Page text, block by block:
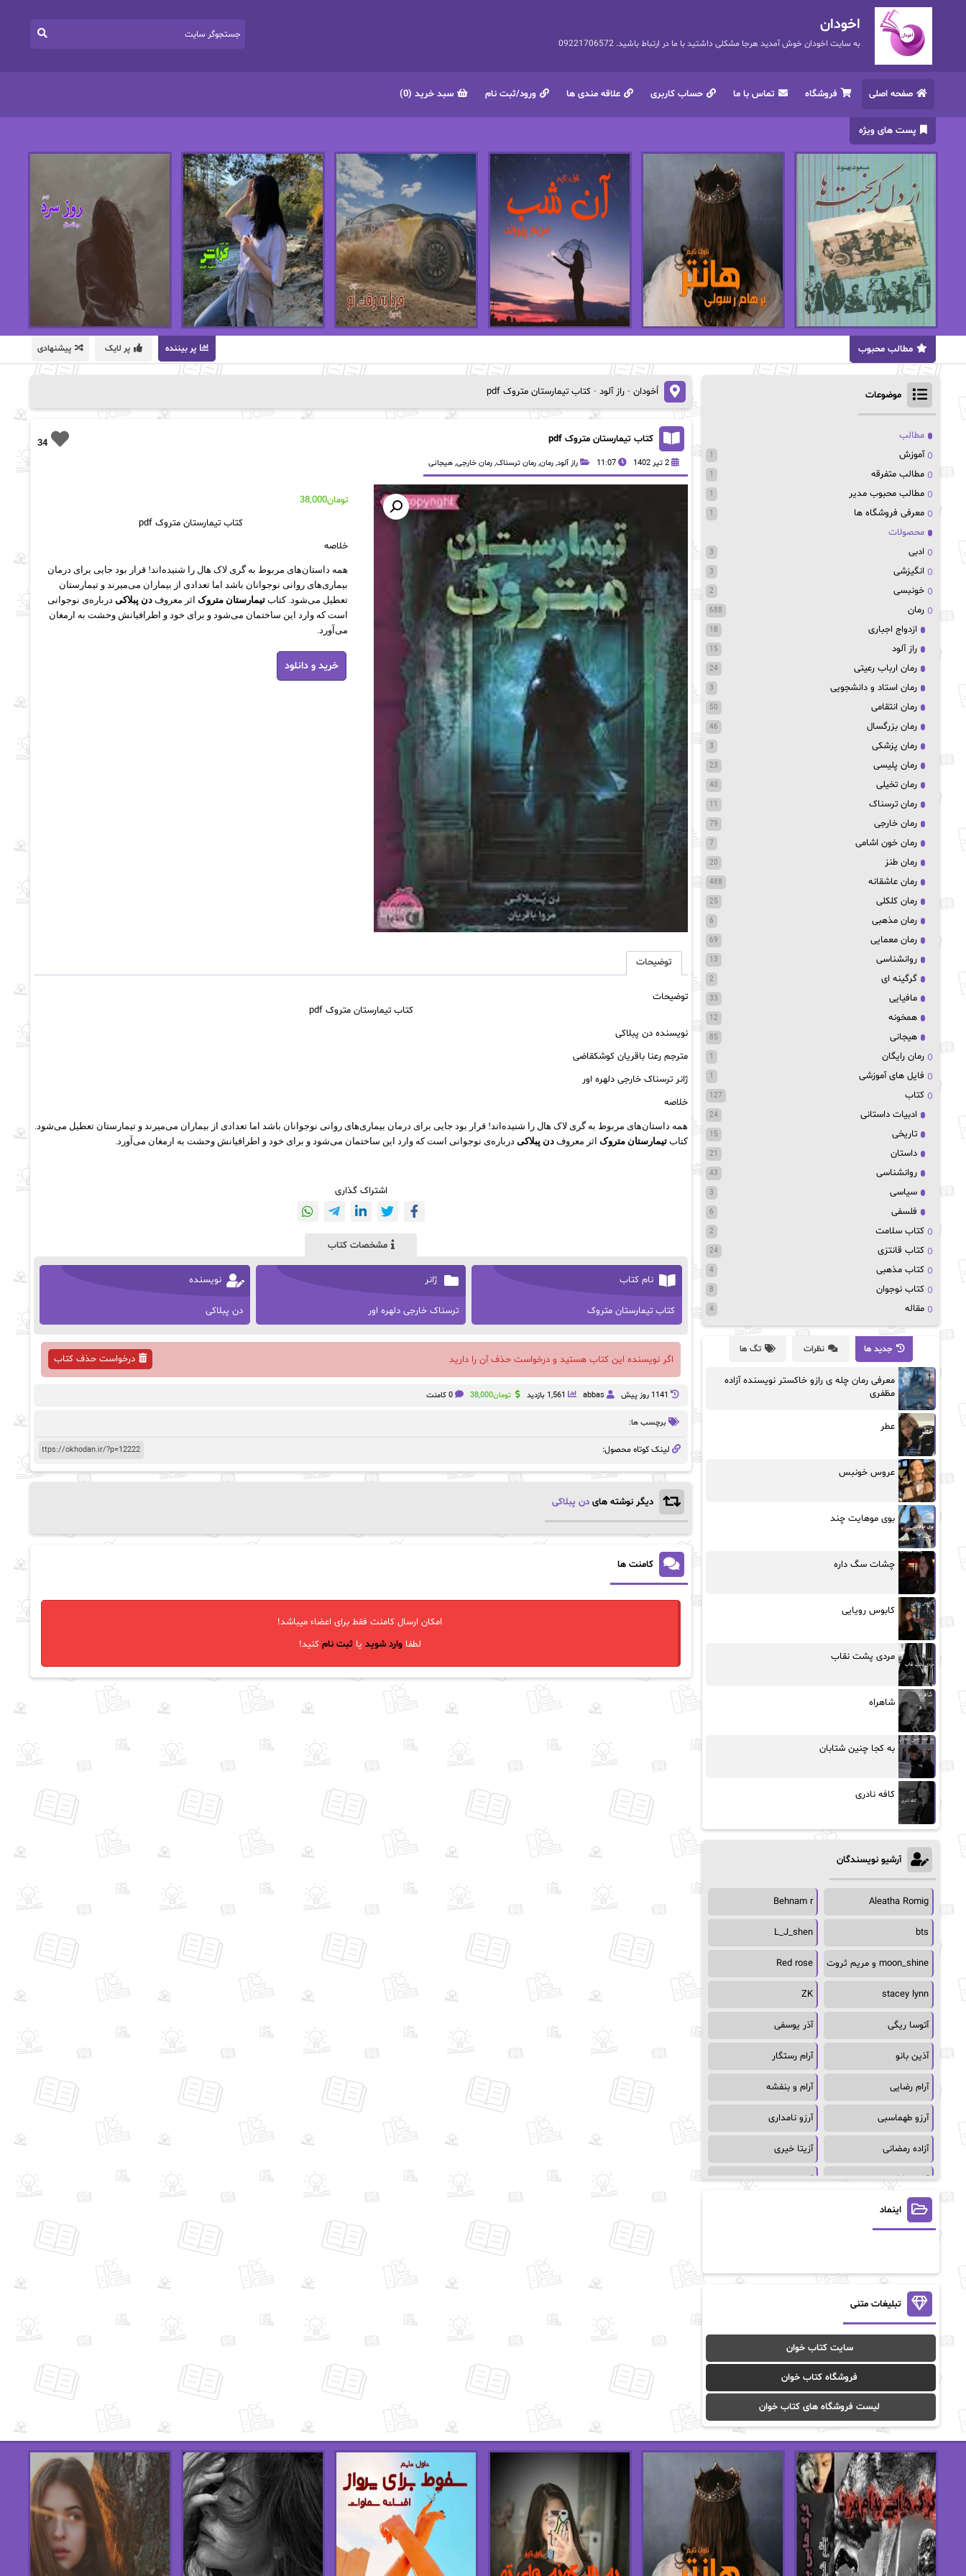
اخودان
به سایت اخودان خوش آمدید هرجا مشکلی داشتید با ما در ارتباط باشید. 09221706572
صفحه اصلی فروشگاه تماس با ما حساب کاربری علاقه مندی ها ورود/ثبت نام سبد خرید (0)
پست های ویژه
پر بیننده پر لایک پیشنهادی مطالب محبوب
اُخودان - راز آلود - کتاب تیمارستان متروک pdf
34 کتاب تیمارستان متروک pdf
2 تیر 1402 11:07 راز آلود, رمان, رمان ترسناک, رمان خارجی, هیجانی
تومان38,000
کتاب تیمارستان متروک pdf
خلاصه
همه داستان‌های مربوط به گری لاک هال را شنیده‌اند! قرار بود جایی برای درمان
بیماری‌های روانی نوجوانان باشد اما تعدادی از بیماران می‌میرند و تیمارستان
تعطیل می‌شود. کتابتیمارستان متروک اثر معروفدن پبلاکی درباره‌ی نوجوانی
است که وارد این ساختمان می‌شود و برای خود و اطرافیانش وحشت به ارمغان
می‌آورد.
کتاب
تیمارستان
متروک
خرید و دانلود
توضیحات
توضیحات
کتاب تیمارستان متروک pdf
نویسنده دن پبلاکی
مترجم رعنا باقریان کوشکقاضی
ژانر ترسناک خارجی دلهره اور
خلاصه
همه داستان‌های مربوط به گری لاک هال را شنیده‌اند! قرار بود جایی برای درمان بیماری‌های روانی نوجوانان باشد اما تعدادی از بیماران می‌میرند و تیمارستان تعطیل می‌شود.
کتاب تیمارستان متروک اثر معروف دن پبلاکی درباره‌ی نوجوانی است که وارد این ساختمان می‌شود و برای خود و اطرافیانش وحشت به ارمغان می‌آورد.
اشتراک گذاری
مشخصات کتاب
نام کتاب
کتاب تیمارستان متروک
ژانر
ترسناک خارجی دلهره اور
نویسنده
دن پبلاکی
اگر نویسنده این کتاب هستید و درخواست حذف آن را دارید درخواست حذف کتاب
1141 روز پيش abbas 1,561 بازدید تومان38,000 0 کامنت
برچسب ها:
لینک کوتاه محصول:
دیگر نوشته های دن پبلاکی
کامنت ها
امکان ارسال کامنت فقط برای اعضاء میباشد!
لطفاوارد شوید یاثبت نام کنید!
موضوعات
مطالب
آموزش
1
مطالب متفرقه 1
مطالب محبوب مدیر 1
معرفی فروشگاه ها 1
محصولات
ادبی
3
انگیزشی 3
خونبسی 2
رمان 688
ازدواج اجباری 18
راز آلود 15
رمان ارباب رعیتی 24
رمان استاد و دانشجویی 3
رمان انتقامی 50
رمان بزرگسال 46
رمان پزشکی 3
رمان پلیسی 23
رمان تخیلی 40
رمان ترسناک 11
رمان خارجی 79
رمان خون اشامی 7
رمان طنز 20
رمان عاشقانه 488
رمان کلکلی 25
رمان مذهبی 6
رمان معمایی 69
روانشناسی 13
گرگینه ای 2
مافیایی 33
همخونه 12
هیجانی 85
رمان رایگان 1
فایل های آموزشی 1
کتاب 127
ادبیات داستانی 24
تاریخی 15
داستان 21
روانشناسی 43
سیاسی 3
فلسفی 6
کتاب سلامت 2
کتاب قانتزی 24
کتاب مذهبی 4
کتاب نوجوان 8
مقاله 4
جدید ها نظرات تگ ها
معرفی رمان چله ی رازو خاکستر نویسنده آزاده
مظفری
عطر
عروس خونبس
بوی موهایت چند
چشات سگ داره
کابوس رویایی
مردی پشت نقاب
شاهراه
به کجا چنین شتابان
کافه نادری
آرشیو نویسندگان
Aleatha Romig
Behnam r
bts
L_J_shen
moon_shine و مریم ثروت Red rose
stacey lynn
ZK
آتوسا ریگی آذر یوسفی
آذین بانو آرام رستگار
آرام رضایی آرام و بنفشه
آرزو طهماسبی آرزو نامداری
آزاده رمضانی آزیتا خیری
آسمان64 آسمان۶۵
آسیه احمدی
آن ماری سلینکو آنا تاد
آنالیا
آوا موسوی آیدا (Aixi)
آیدا باقری آیسان صادقی
ا_اصغر زاده ا_اصغرزاده
اریک مورگنشترن از نیلوفر لاری
استفانی مهیر استل مسکم
اسما کافی اصغر زاده
افسانه سماوات اکرم محمدی
ال جی اسمیت الف صاد
اینماد
تبلیغات متنی
سایت کتاب خوان
فروشگاه کتاب خوان
لیست فروشگاه های کتاب خوان